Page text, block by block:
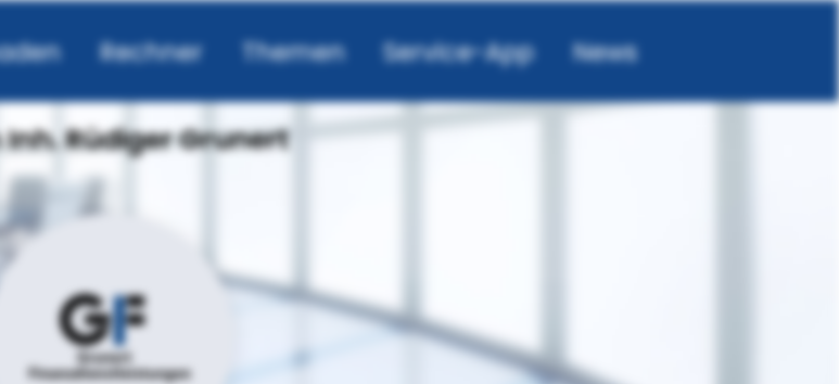
Rechner Themen Service-App News
Rüdiger Grunert